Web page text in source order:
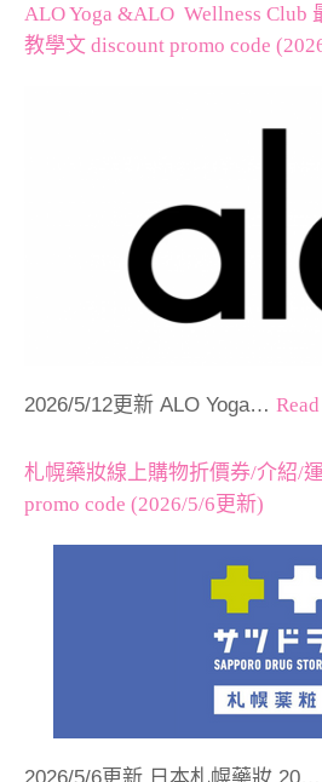
ALO Yoga &ALO Wellness Club
教學文 discount promo code
2026/5/12更新 ALO Yoga…
札幌藥妝線上購物折價券/介紹/
promo code (2026/5/6更新)
2026/5/6更新 日本札幌藥妝 20…